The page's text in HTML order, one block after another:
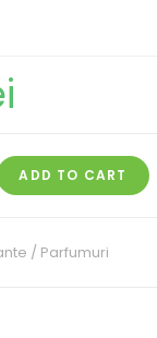
ADD TO CART
/ Parfumuri